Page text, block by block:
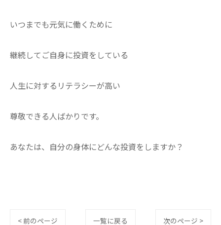
​いつまでも元気に働くために
継続してご自身に投資をしている
人生に対するリテラシーが高い
尊敬できる人ばかりです。
​あなたは、自分の身体にどんな投資をしますか？
< 前のページ 一覧に戻る 次のページ >